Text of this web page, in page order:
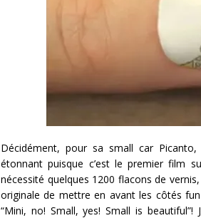
Décidément, pour sa small car
étonnant puisque c’est le premier film
nécessité quelques 1200 flacons de
originale de mettre en avant les côtés
“Mini, no! Small, yes! Small is